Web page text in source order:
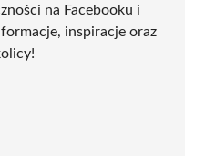
na Facebooku i
inspiracje oraz